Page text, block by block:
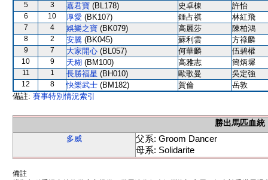
5 3 嘉君寶 (BL178) 史卓棟 許怡
6 10 厚愛 (BK107) 鍾占祺 林紅飛
7 4 娛樂之寶 (BK079) 高麗莎 陳柏鴻
8 2 安騰 (BK045) 蘇利雲 方祿麟
9 7 大家開心 (BL057) 何華麟 伍碧權
10 9 天糊 (BM100) 高雅志 簡炳墀
11 1 長勝福星 (BH010) 歐歌曼 吳定強
12 8 快樂武士 (BM182) 賀倫
岳敦
備註: 賽事特別情況索引
勝出馬匹血統
多威
父系: Groom Dancer
母系: Solidarite
備註